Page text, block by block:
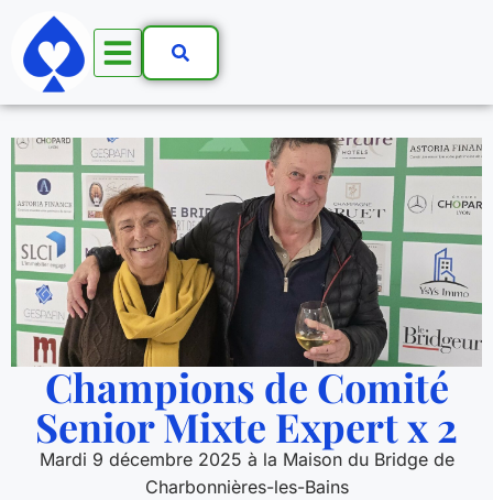
Champions de Comité
Senior Mixte Expert x 2
Mardi 9 décembre 2025 à la Maison du Bridge de
Charbonnières-les-Bains